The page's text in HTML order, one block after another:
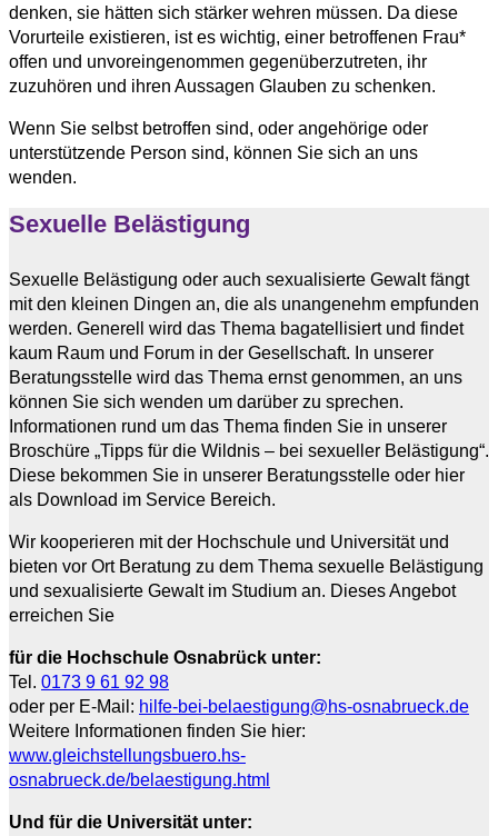
denken, sie hätten sich stärker wehren müssen. Da diese
Vorurteile existieren, ist es wichtig, einer betroffenen Frau*
offen und unvoreingenommen gegenüberzutreten, ihr
zuzuhören und ihren Aussagen Glauben zu schenken.
Wenn Sie selbst betroffen sind, oder angehörige oder
unterstützende Person sind, können Sie sich an uns
wenden.
Sexuelle Belästigung
Sexuelle Belästigung oder auch sexualisierte Gewalt fängt
mit den kleinen Dingen an, die als unangenehm empfunden
werden. Generell wird das Thema bagatellisiert und findet
kaum Raum und Forum in der Gesellschaft. In unserer
Beratungsstelle wird das Thema ernst genommen, an uns
können Sie sich wenden um darüber zu sprechen.
Informationen rund um das Thema finden Sie in unserer
Broschüre „Tipps für die Wildnis – bei sexueller Belästigung“.
Diese bekommen Sie in unserer Beratungsstelle oder hier
als Download im Service Bereich.
Wir kooperieren mit der Hochschule und Universität und
bieten vor Ort Beratung zu dem Thema sexuelle Belästigung
und sexualisierte Gewalt im Studium an. Dieses Angebot
erreichen Sie
für die Hochschule Osnabrück unter:
Tel. 0173 9 61 92 98
oder per E-Mail: hilfe-bei-belaestigung@hs-osnabrueck.de
Weitere Informationen finden Sie hier:
www.gleichstellungsbuero.hs-
osnabrueck.de/belaestigung.html
Und für die Universität unter: